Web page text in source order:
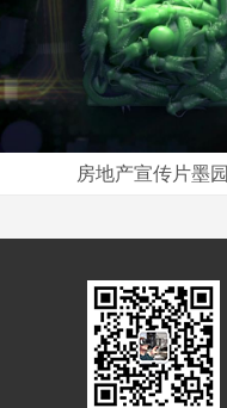
房地产宣传片墨园